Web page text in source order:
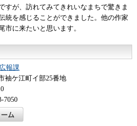
すが、訪れてみてきれいなまちで驚きま
統を感じることができました。他の作家
市に来たいと思います。
報課
袖ケ江町イ部25番地
7050